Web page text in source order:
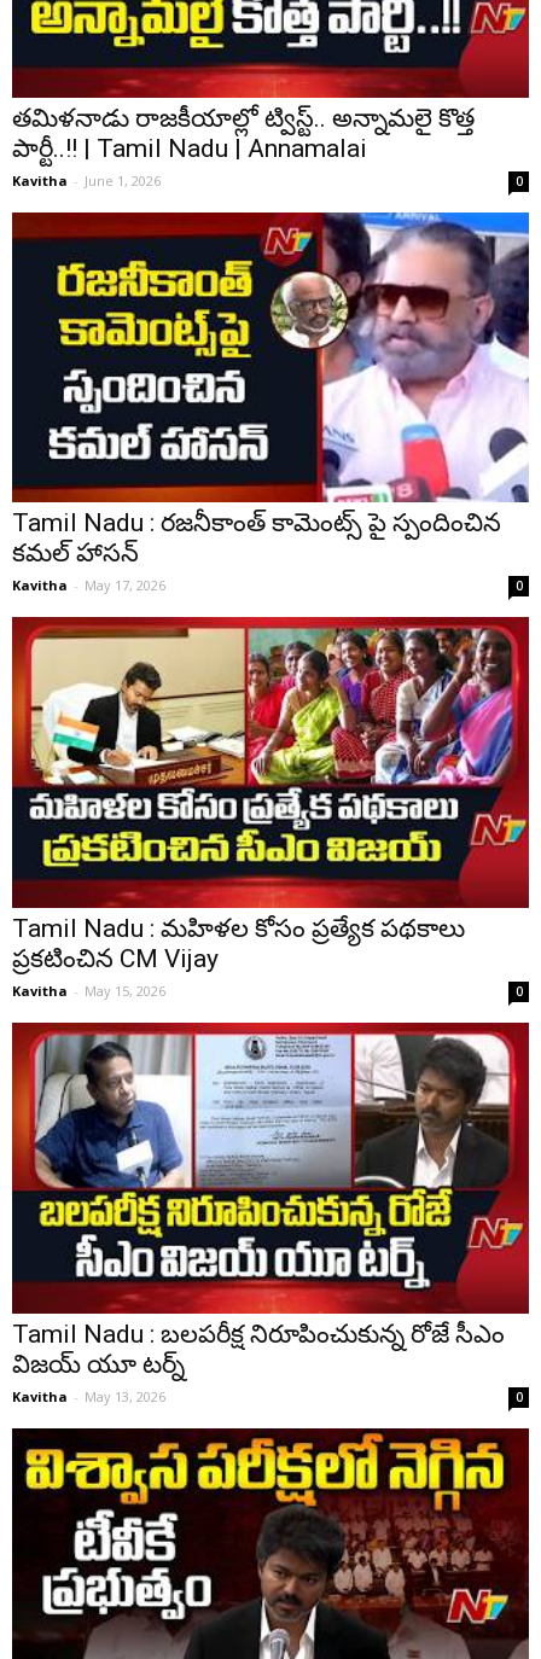
తమిళనాడు రాజకీయాల్లో ట్విస్ట్.. అన్నామలై కొత్త
పార్టీ..!! | Tamil Nadu | Annamalai
Kavitha - June 1, 2026 0
Tamil Nadu : రజనీకాంత్ కామెంట్స్ పై స్పందించిన
కమల్ హాసన్
Kavitha - May 17, 2026 0
Tamil Nadu : మహిళల కోసం ప్రత్యేక పథకాలు
ప్రకటించిన CM Vijay
Kavitha - May 15, 2026 0
Tamil Nadu : బలపరీక్ష నిరూపించుకున్న రోజే సీఎం
విజయ్ యూ టర్న్
Kavitha - May 13, 2026 0